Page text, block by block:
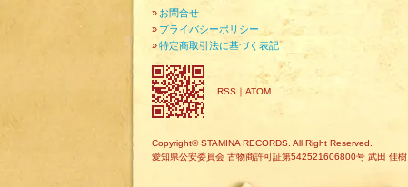
» お問合せ
» プライバシーポリシー
»特定商取引法に基づく表記
RSS ｜ ATOM
Copyright© STAMINA RECORDS. All Right Reserved.
愛知県公安委員会 古物商許可証第542521606800号 武田 佳樹